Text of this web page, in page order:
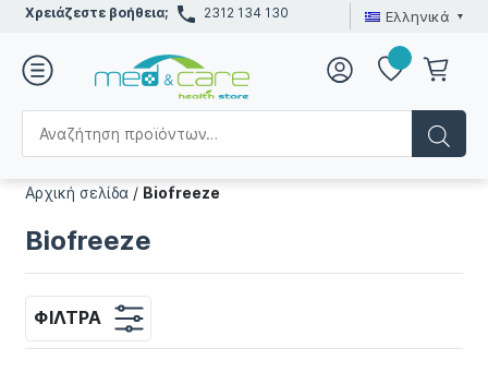
Χρειάζεστε βοήθεια; 2312 134 130 Ελληνικά
Αρχική σελίδα / Biofreeze
Biofreeze
ΦΊΛΤΡΑ